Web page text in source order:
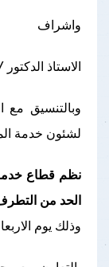
واشراف
الاستاذ
وبالتنسيق مع
لشئون خدمة
نظم قطاع خدمة
الحد من
وذلك يوم الاربعاء